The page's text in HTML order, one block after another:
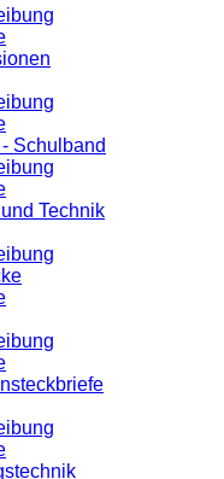
Schulband
Technik